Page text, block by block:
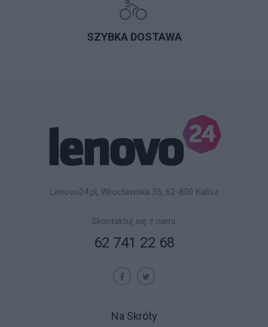
SZYBKA DOSTAWA
Lenovo24.pl, Wrocławska 35, 62-800 Kalisz
Skontaktuj się z nami:
62 741 22 68
Na Skróty